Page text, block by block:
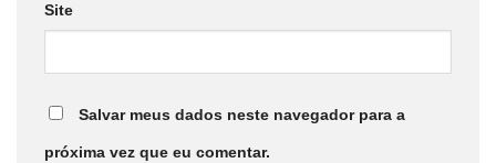
Site
Salvar meus dados neste navegador para a
próxima vez que eu comentar.